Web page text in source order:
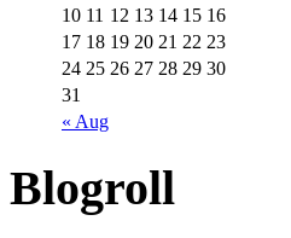
« Aug
10 11 12 13 14 15 16
17 18 19 20 21 22 23
24 25 26 27 28 29 30
31
Blogroll